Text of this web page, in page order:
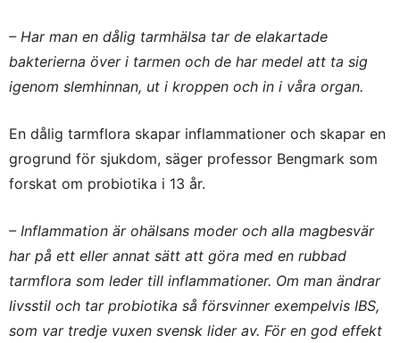
– Har man en dålig tarmhälsa tar de elakartade
bakterierna över i tarmen och de har medel att ta sig
igenom slemhinnan, ut i kroppen och in i våra organ.
En dålig tarmflora skapar inflammationer och skapar en
grogrund för sjukdom, säger professor Bengmark som
forskat om probiotika i 13 år.
– Inflammation är ohälsans moder och alla magbesvär
har på ett eller annat sätt att göra med en rubbad
tarmflora som leder till inflammationer. Om man ändrar
livsstil och tar probiotika så försvinner exempelvis IBS,
som var tredje vuxen svensk lider av. För en god effekt